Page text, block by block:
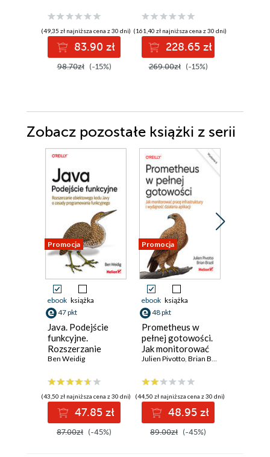
komponować i
grać
(49,35 zł najniższa cena z 30 dni)
83.90 zł
98.70zł (-15%)
(161,40 zł najniższa cena z 30 dni)
228.65 zł
269.00zł (-15%)
Zobacz pozostałe książki z serii
Promocja
ebook książka
47 pkt
Java. Podejście
funkcyjne.
Rozszerzanie
obiektowego kodu
programowania
funkcyjnego
Ben Weidig
(43,50 zł najniższa cena z 30 dni)
47.85 zł
87.00zł (-45%)
Promocja
ebook książka
48 pkt
Prometheus w
pełnej gotowości.
Jak monitorować
pracę
wydajność
działania aplikacji.
Wydanie II
Julien Pivotto Brian Brazil
(44,50 zł najniższa cena z 30 dni)
48.95 zł
89.00zł (-45%)